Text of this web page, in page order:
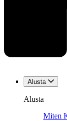
Alusta
Alusta
Miten